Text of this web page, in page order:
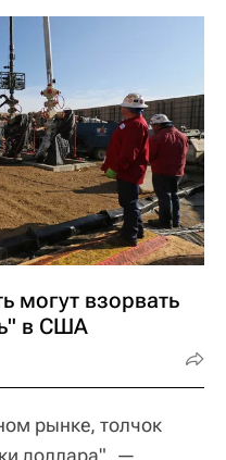
могут взорвать
в США
рынке, толчок
доллара", —